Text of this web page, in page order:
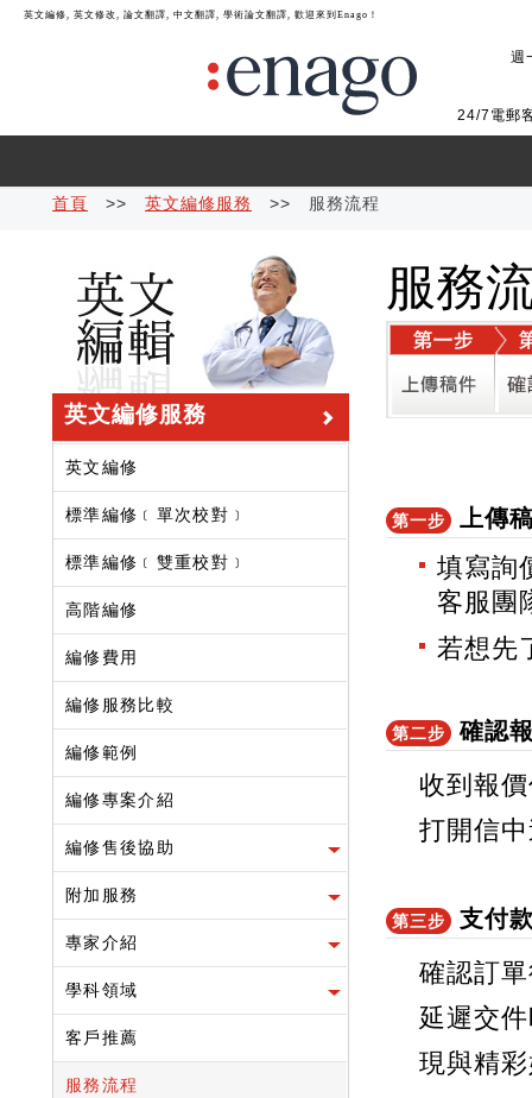
英文編修, 英文修改, 論文翻譯, 中文翻譯, 學術論文翻譯, 歡迎來到Enago！
週
24/7電郵
報和簡報 宣傳和推廣
譯學科領
首頁 >> 英文編修服務 >> 服務流程
英文編修服務
英文編修
標準編修﹝單次校對﹞
標準編修﹝雙重校對﹞
高階編修
編修費用
編修服務比較
編修範例
編修專案介紹
編修售後協助
附加服務
專家介紹
學科領域
客戶推薦
服務流程
服務
第一步 上傳
填寫詢
客服團
若想先
第二步 確認
收到報
打開信
第三步 支付
確認訂
延遲交
現與精